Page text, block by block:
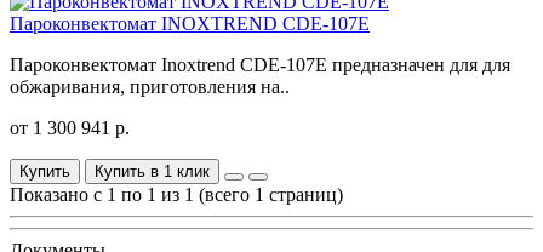
Пароконвектомат INOXTREND CDE-107E
Пароконвектомат Inoxtrend CDE-107E предназначен для для
обжаривания, приготовления на..
от 1 300 941 р.
Купить Купить в 1 клик
Показано с 1 по 1 из 1 (всего 1 страниц)